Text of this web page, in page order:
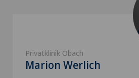
Privatklinik Obach
Marion Werlich